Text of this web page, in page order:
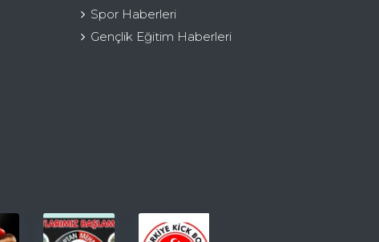
Spor Haberleri
Gençlik Eğitim Haberleri